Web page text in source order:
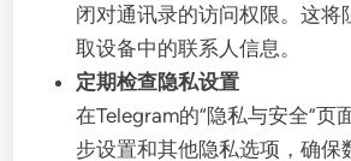
闭对通讯录的访问权限。这将
取设备中的联系人信息。
定期检查隐私设置
在Telegram的“隐私与安全”页
步设置和其他隐私选项，确保